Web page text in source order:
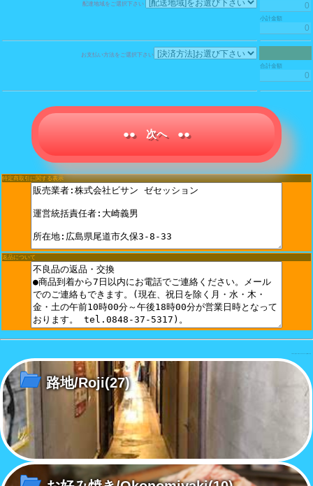
配達地域をご選択下さい
小計金額
お支払い方法をご選択下さい
合計金額
●● 次へ ●●
特定商取引に関する表示
返品について
路地/Roji(27)